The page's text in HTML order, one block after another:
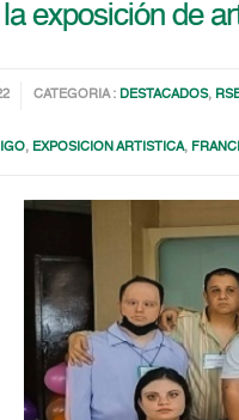
exposición de
CATEGORIA : DESTACADOS,
, EXPOSICION ARTISTICA,